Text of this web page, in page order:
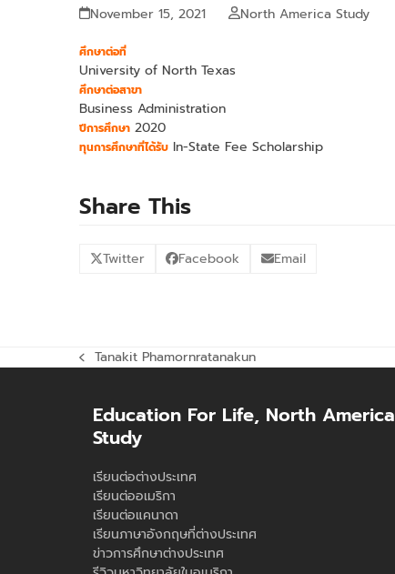
November 15, 2021 North America Study
ศึกษาต่อที่
University of North Texas
ศึกษาต่อสาขา
Business Administration
ปีการศึกษา 2020
ทุนการศึกษาที่ได้รับ In-State Fee Scholarship
Share This
Twitter Facebook Email
previous
Tanakit Phamornratanakun
Education For Life, North America
Study
เรียนต่อต่างประเทศ
เรียนต่ออเมริกา
เรียนต่อแคนาดา
เรียนภาษาอังกฤษที่ต่างประเทศ
ข่าวการศึกษาต่างประเทศ